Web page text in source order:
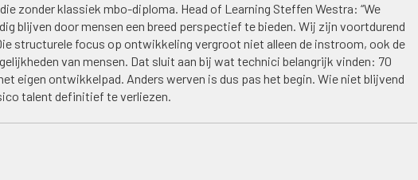
zonder klassiek mbo-diploma. Head of Learning Steffen Westra: “We
blijven door mensen een breed perspectief te bieden. Wij zijn voortdurend
structurele focus op ontwikkeling vergroot niet alleen de instroom, ook de
van mensen. Dat sluit aan bij wat technici belangrijk vinden: 70
eigen ontwikkelpad. Anders werven is dus pas het begin. Wie niet blijvend
talent definitief te verliezen.